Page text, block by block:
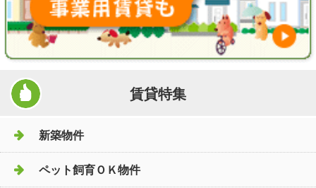
賃貸特集
新築物件
ペット飼育ＯＫ物件